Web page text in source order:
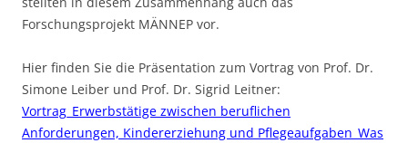
Forschungsprojekt MÄNNEP vor.
Hier finden Sie die Präsentation zum Vortrag von Prof. Dr.
Simone Leiber und Prof. Dr. Sigrid Leitner:
Vortrag_Erwerbstätige zwischen beruflichen
Anforderungen, Kindererziehung und Pflegeaufgaben_Was